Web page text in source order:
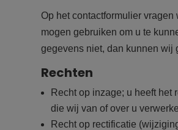
Op het contactformulier
mogen gebruiken om u te
gegevens niet, dan kunnen wij
Rechten
Recht op inzage; u heeft het
die wij van of over u
Recht op rectificatie